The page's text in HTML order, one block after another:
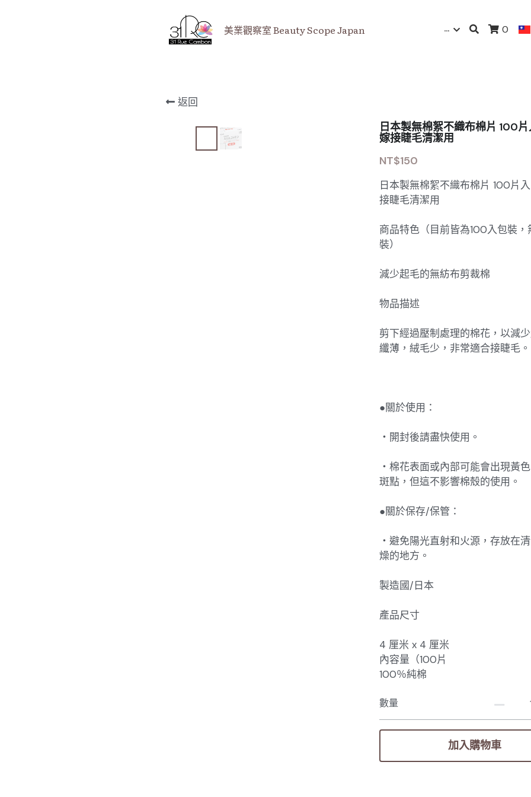
美業觀察室 Beauty Scope Japan … 0
返回
日本製無棉絮不織布棉片 100
嫁接睫毛清潔用
NT$150
日本製無棉絮不織布棉片 100片
接睫毛清潔用
商品特色（目前皆為100入包裝，
裝）
減少起毛的無紡布剪裁棉
物品描述
剪下經過壓制處理的棉花，以減
纖薄，絨毛少，非常適合接睫毛。
●關於使用：
・開封後請盡快使用。
・棉花表面或內部可能會出現黃
斑點，但這不影響棉殼的使用。
●關於保存/保管：
・避免陽光直射和火源，存放在
燥的地方。
製造國/日本
產品尺寸
4 厘米 x 4 厘米
內容量（100片
100％純棉
數量
加入購物車